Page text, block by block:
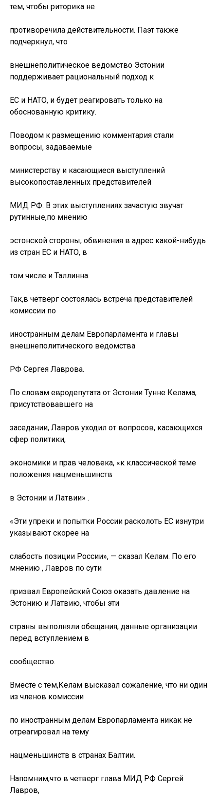
тем, чтобы риторика не
противоречила действительности. Паэт также
подчеркнул, что
внешнеполитическое ведомство Эстонии
поддерживает рациональный подход к
ЕС и НАТО, и будет реагировать только на
обоснованную критику.
Поводом к размещению комментария стали
вопросы, задаваемые
министерству и касающиеся выступлений
высокопоставленных представителей
МИД РФ. В этих выступлениях зачастую звучат
рутинные,по мнению
эстонской стороны, обвинения в адрес какой-нибудь
из стран ЕС и НАТО, в
том числе и Таллинна.
Так,в четверг состоялась встреча представителей
комиссии по
иностранным делам Европарламента и главы
внешнеполитического ведомства
РФ Сергея Лаврова.
По словам евродепутата от Эстонии Тунне Келама,
присутствовавшего на
заседании, Лавров уходил от вопросов, касающихся
сфер политики,
экономики и прав человека, «к классической теме
положения нацменьшинств
в Эстонии и Латвии» .
«Эти упреки и попытки России расколоть ЕС изнутри
указывают скорее на
слабость позиции России», — сказал Келам. По его
мнению , Лавров по сути
призвал Европейский Союз оказать давление на
Эстонию и Латвию, чтобы эти
страны выполняли обещания, данные организации
перед вступлением в
сообщество.
Вместе с тем,Келам высказал сожаление, что ни один
из членов комиссии
по иностранным делам Европарламента никак не
отреагировал на тему
нацменьшинств в странах Балтии.
Напомним,что в четверг глава МИД РФ Сергей
Лавров,